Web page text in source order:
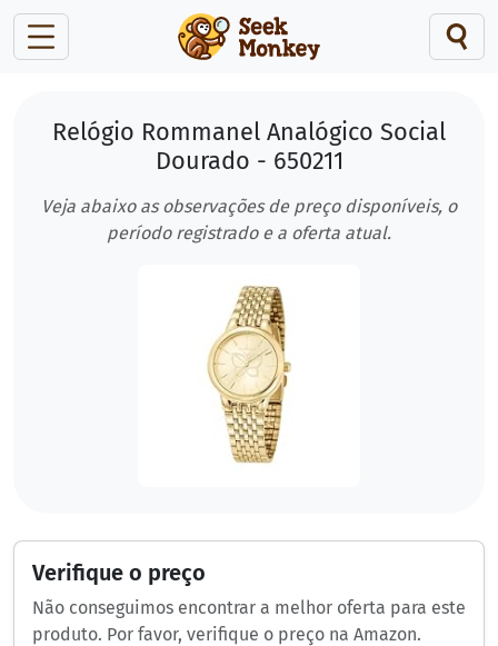
Relógio Rommanel Analógico Social
Dourado - 650211
Veja abaixo as observações de preço disponíveis, o
período registrado e a oferta atual.
Verifique o preço
Não conseguimos encontrar a melhor oferta para este
produto. Por favor, verifique o preço na Amazon.